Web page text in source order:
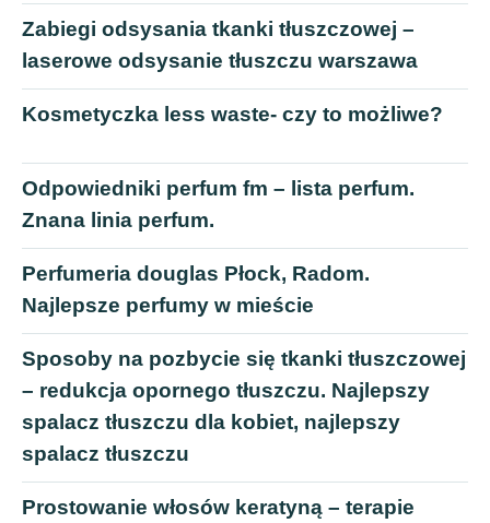
Zabiegi odsysania tkanki tłuszczowej –
laserowe odsysanie tłuszczu warszawa
Kosmetyczka less waste- czy to możliwe?
Odpowiedniki perfum fm – lista perfum.
Znana linia perfum.
Perfumeria douglas Płock, Radom.
Najlepsze perfumy w mieście
Sposoby na pozbycie się tkanki tłuszczowej
– redukcja opornego tłuszczu. Najlepszy
spalacz tłuszczu dla kobiet, najlepszy
spalacz tłuszczu
Prostowanie włosów keratyną – terapie